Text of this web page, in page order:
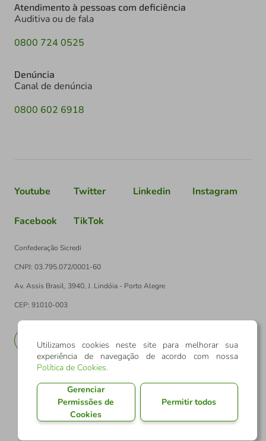
Atendimento à pessoas com deficiência
Auditiva ou de fala
0800 724 0525
Denúncia
Canal de denúncia
0800 602 6918
Youtube Twitter Linkedin Instagram
Facebook TikTok
Confederação Sicredi
CNPJ: 03.795.072/0001-60
Av. Assis Brasil, 3940, J. Lindóia - Porto Alegre
CEP: 91010-003
Utilizamos cookies neste site para melhorar sua
experiência de navegação de acordo com nossa
Política de Cookies.
Gerenciar
Permissões de
Cookies
Permitir todos